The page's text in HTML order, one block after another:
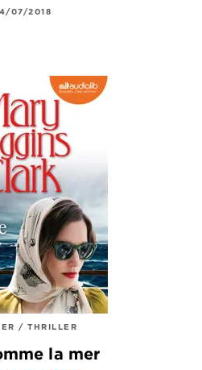
07/2018
/ THRILLER
la mer